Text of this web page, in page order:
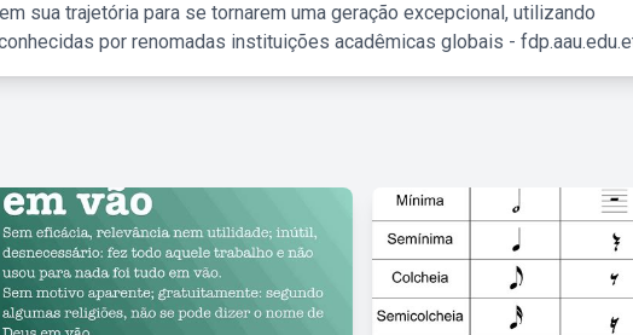
sua trajetória para se tornarem uma geração excepcional, utilizando
por renomadas instituições acadêmicas globais -